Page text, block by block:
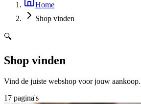
Home
Shop vinden
🔍
Shop vinden
Vind de juiste webshop voor jouw
17 pagina's